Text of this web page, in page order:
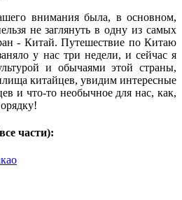
внимания была, в основном,
не заглянуть в одну из самых
- Китай. Путешествие по Китаю
у нас три недели, и сейчас я
и обычаями этой страны,
китайцев, увидим интересные
и что-то необычное для нас, как,
части):